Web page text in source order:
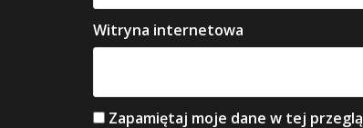
Witryna internetowa
Zapamiętaj moje dane w tej